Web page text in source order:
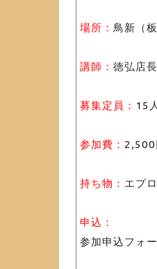
場所： 鳥新（
講師： 徳弘店長
募集定員： 15
参加費： 2,500
持ち物： エプ
申込：
参加申込フォ